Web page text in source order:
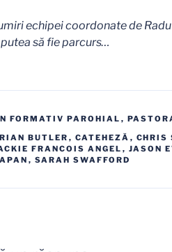
echipei coordonate de
să fie parcurs…
FORMATIV PAROHIAL ,
BUTLER , CATEHEZĂ , CHRIS
FRANCOIS ANGEL , JASON
, SARAH SWAFFORD